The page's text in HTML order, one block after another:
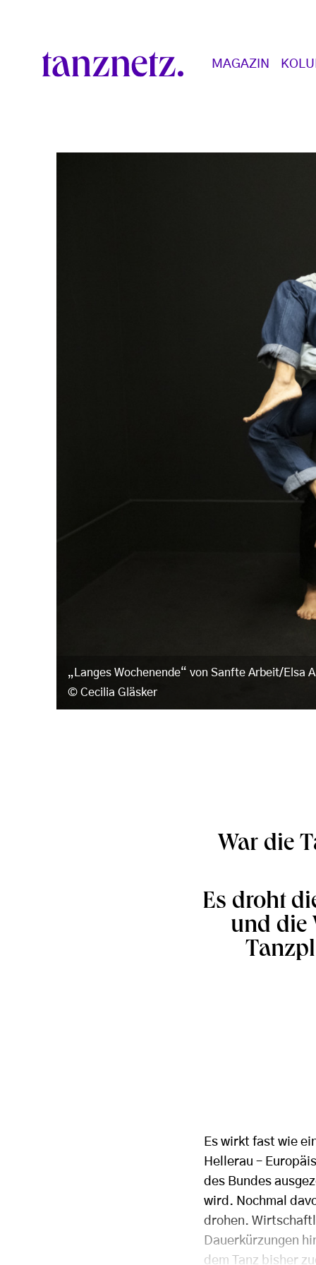
Main navigation
MAGAZIN
„Langes Wochenende“ von Sanfte Arbeit/
Cecilia Gläsker
War die
Es droht
und die
Es wirkt fast wie
Hellerau –
des Bundes
wird. Nochmal
drohen.
Dauerkürzungen
dem Tanz bisher